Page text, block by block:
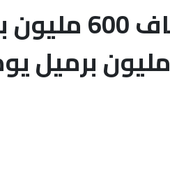
شركة النفط
الخام، على أمل أن يصل الإنتاج إلى 2